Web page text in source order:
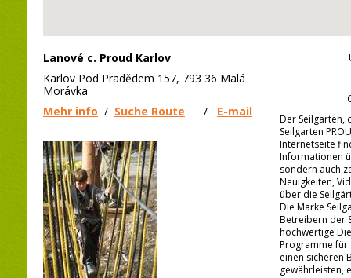
Lanové c. Proud Karlov
Karlov Pod Pradědem 157, 793 36 Malá
Morávka
Mehr info / Suche Route / E-mail
Der Seilgarten,
Seilgarten
Internetseite
Informationen
sondern auch
Neuigkeiten,
über die
Die Marke
Betreibern der
hochwertige
Programme für
einen sicheren
gewährleisten,